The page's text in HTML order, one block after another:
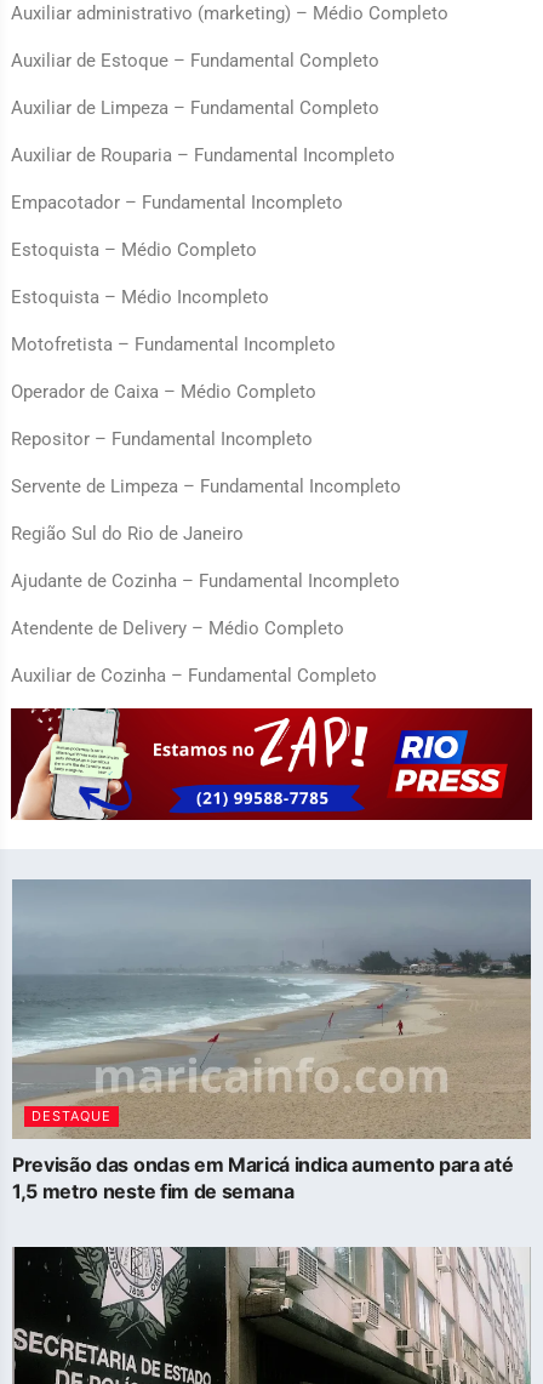
Auxiliar administrativo (marketing) – Médio Completo
Auxiliar de Estoque – Fundamental Completo
Auxiliar de Limpeza – Fundamental Completo
Auxiliar de Rouparia – Fundamental Incompleto
Empacotador – Fundamental Incompleto
Estoquista – Médio Completo
Estoquista – Médio Incompleto
Motofretista – Fundamental Incompleto
Operador de Caixa – Médio Completo
Repositor – Fundamental Incompleto
Servente de Limpeza – Fundamental Incompleto
Região Sul do Rio de Janeiro
Ajudante de Cozinha – Fundamental Incompleto
Atendente de Delivery – Médio Completo
Auxiliar de Cozinha – Fundamental Completo
DESTAQUE
Previsão das ondas em Maricá indica aumento para até
1,5 metro neste fim de semana